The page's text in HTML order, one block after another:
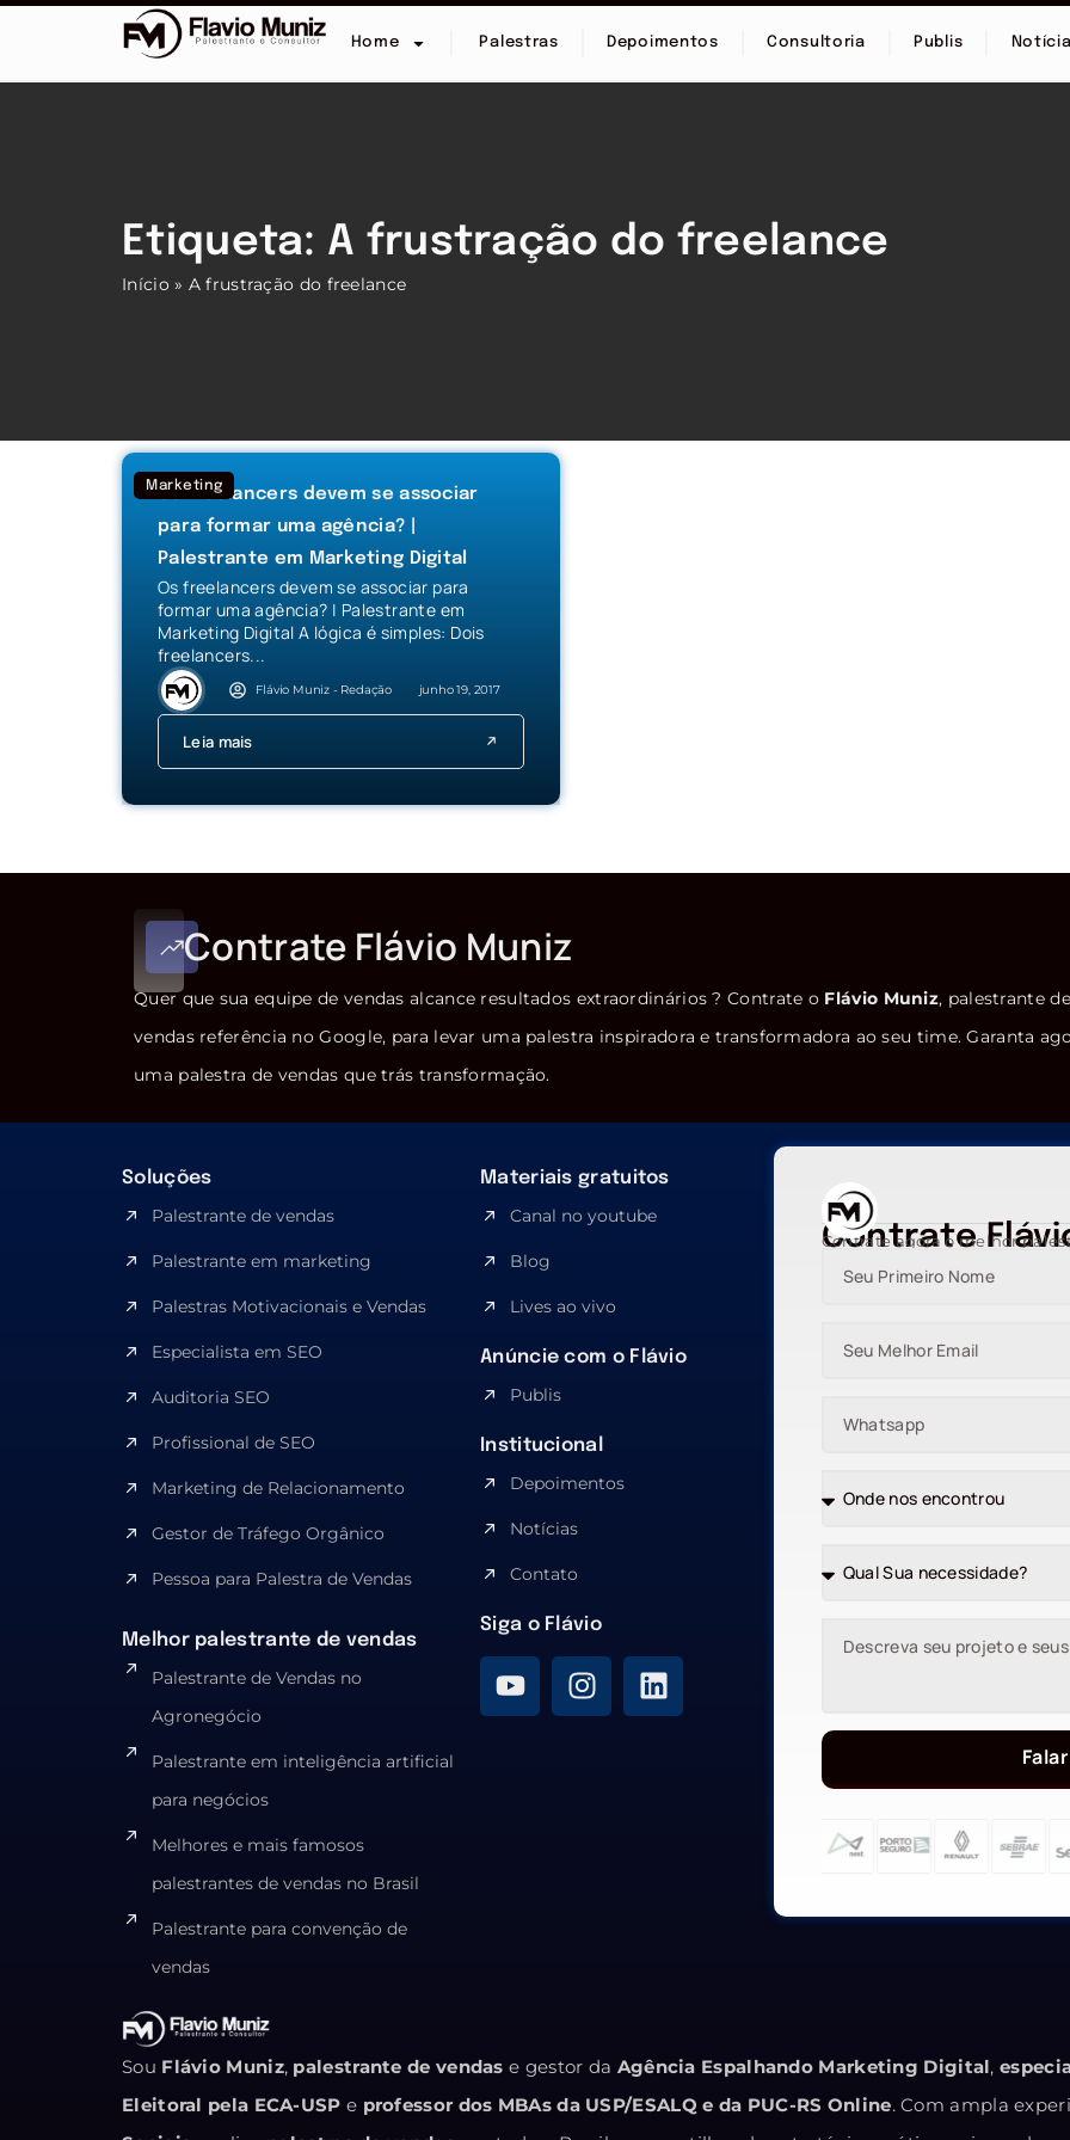
Home Palestras Depoimentos Consultoria Publis
Etiqueta: A frustração do freelance
Início » A frustração do freelance
Marketing
Os freelancers devem se associar
para formar uma agência? |
Palestrante em Marketing Digital
Os freelancers devem se associar para
formar uma agência? | Palestrante em
Marketing Digital A lógica é simples: Dois
freelancers...
Flávio Muniz - Redação junho 19, 2017
Leia mais
Contrate Flávio Muniz
Quer que sua equipe de vendas alcance resultados extraordinários ? Contrate o Flávio Muniz, palestrante de
vendas referência no Google, para levar uma palestra inspiradora e transformadora ao seu time. Garanta
uma palestra de vendas que trás transformação.
Soluções
Palestrante de vendas
Palestrante em marketing
Palestras Motivacionais e Vendas
Especialista em SEO​
Auditoria SEO
Profissional de SEO
Marketing de Relacionamento
Gestor de Tráfego Orgânico
Pessoa para Palestra de Vendas
Melhor palestrante de vendas
Palestrante de Vendas no
Agronegócio
Palestrante em inteligência artificial
para negócios
Melhores e mais famosos
palestrantes de vendas no Brasil
Palestrante para convenção de
vendas
Materiais gratuitos
Canal no youtube
Blog
Lives ao vivo
Anúncie com o Flávio
Publis
Institucional
Depoimentos
Notícias
Contato
Siga o Flávio
Contrate
Contrate agora o melhor
Sou Flávio Muniz, palestrante de vendas e gestor da Agência Espalhando Marketing Digital,
Eleitoral pela ECA-USP e professor dos MBAs da USP/ESALQ e da PUC-RS Online. Com ampla